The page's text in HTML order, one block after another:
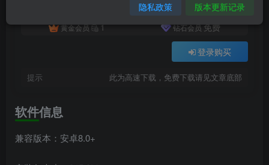
积分
黄金会员 1 钻石会员免费
登录购买
提示 此为高速下载，免费下载请见文章底部
软件信息
兼容版本：安卓8.0+
隐私政策 版本更新记录